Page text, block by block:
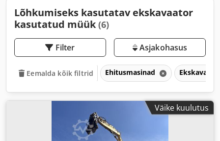
Lõhkumiseks kasutatav ekskavaator
kasutatud müük (6)
Filter Asjakohasus
Eemalda kõik filtrid Ehitusmasinad
Väike kuulutus